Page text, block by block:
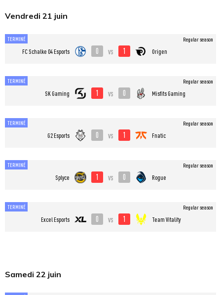
Vendredi 21 juin
TERMINÉ
FC Schalke 04 Esports 0 vs 1 Origen
Regular season
TERMINÉ
SK Gaming 1 vs 0 Misfits Gaming
Regular season
TERMINÉ
G2 Esports 0 vs 1 Fnatic
Regular season
TERMINÉ
Splyce 1 vs 0 Rogue
Regular season
TERMINÉ
Excel Esports 0 vs 1 Team Vitality
Regular season
Samedi 22 juin